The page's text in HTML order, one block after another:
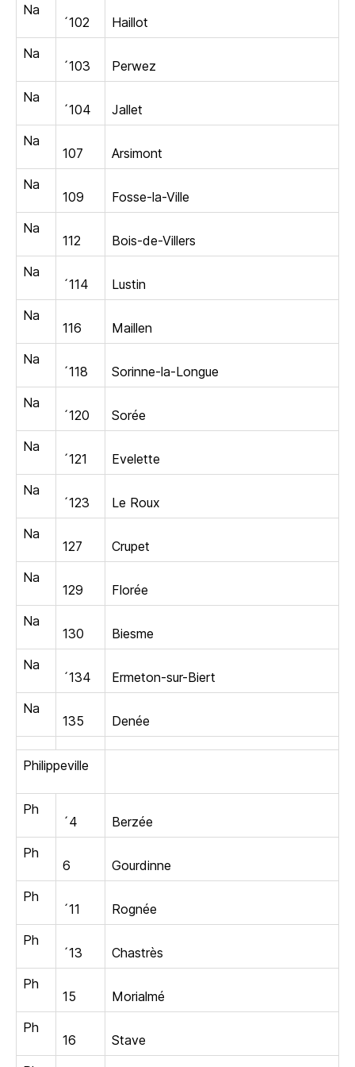
Na
´102
Haillot
Na
´103
Perwez
Na
´104
Jallet
Na
107
Arsimont
Na
109
Fosse-la-Ville
Na
112
Bois-de-Villers
Na
´114
Lustin
Na
116
Maillen
Na
´118
Sorinne-la-Longue
Na
´120
Sorée
Na
´121
Evelette
Na
´123
Le Roux
Na
127
Crupet
Na
129
Florée
Na
130
Biesme
Na
´134
Ermeton-sur-Biert
Na
135
Denée
Philippeville
Ph
´4
Berzée
Ph
6
Gourdinne
Ph
´11
Rognée
Ph
´13
Chastrès
Ph
15
Morialmé
Ph
16
Stave